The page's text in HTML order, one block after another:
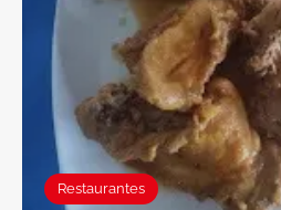
Restaurantes